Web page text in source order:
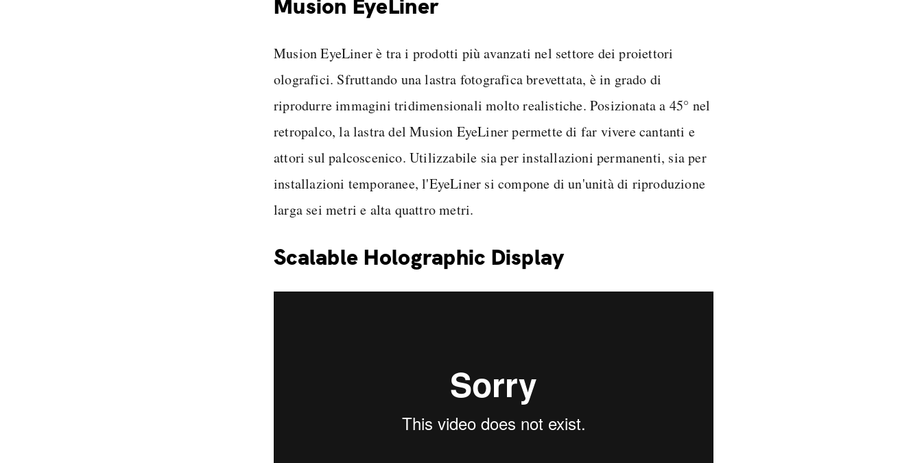
Musion EyeLiner
Musion EyeLiner è tra i prodotti più avanzati nel settore dei proiettori
olografici. Sfruttando una lastra fotografica brevettata, è in grado di
riprodurre immagini tridimensionali molto realistiche. Posizionata a 45° nel
retropalco, la lastra del Musion EyeLiner permette di far vivere cantanti e
attori sul palcoscenico. Utilizzabile sia per installazioni permanenti, sia per
installazioni temporanee, l'EyeLiner si compone di un'unità di riproduzione
larga sei metri e alta quattro metri.
Scalable Holographic Display